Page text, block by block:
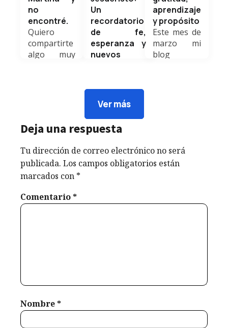
no
encontré.
Quiero
compartirte
algo muy
momento
favorito. No
se...
Weldyn
Quezada
abril 30,
Un
recordatorio
de fe,
esperanza y
nuevos
Domingo de
Ramos,
iniciamos una
de las
semanas más
significativas
para millones
de personas
aprendizaje
y propósito
Este mes de
marzo mi
blog
Weldyn
Quezada
marzo 15,
Ver más
Deja una respuesta
Tu dirección de correo electrónico no será
publicada. Los campos obligatorios están
marcados con *
Comentario*
Nombre*